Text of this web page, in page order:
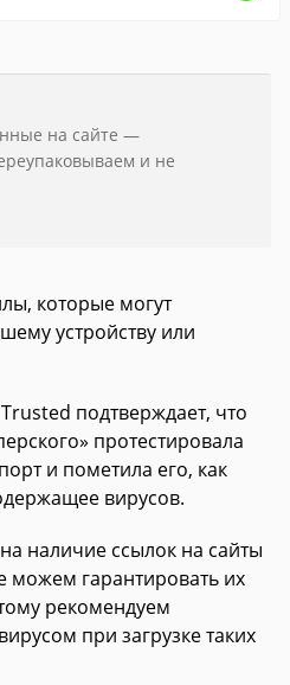
на сайте —
и не
которые могут
устройству или
подтверждает, что
протестировала
и пометила его, как
вирусов.
наличие ссылок на сайты
можем гарантировать их
рекомендуем
при загрузке таких